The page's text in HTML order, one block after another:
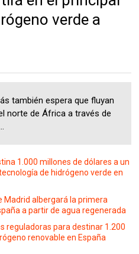
verde a
también espera que fluyan
norte de África a través de
1.000 millones de dólares a un
de hidrógeno verde en
Madrid albergará la primera
a partir de agua regenerada
reguladoras para destinar 1.200
renovable en España